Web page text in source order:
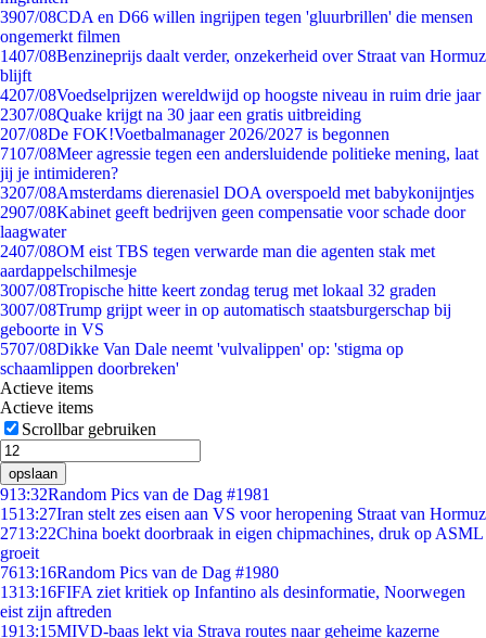
3907/08CDA en D66 willen ingrijpen tegen 'gluurbrillen' die mensen
ongemerkt filmen
1407/08Benzineprijs daalt verder, onzekerheid over Straat van Hormuz
blijft
4207/08Voedselprijzen wereldwijd op hoogste niveau in ruim drie jaar
2307/08Quake krijgt na 30 jaar een gratis uitbreiding
207/08De FOK!Voetbalmanager 2026/2027 is begonnen
7107/08Meer agressie tegen een andersluidende politieke mening, laat
jij je intimideren?
3207/08Amsterdams dierenasiel DOA overspoeld met babykonijntjes
2907/08Kabinet geeft bedrijven geen compensatie voor schade door
laagwater
2407/08OM eist TBS tegen verwarde man die agenten stak met
aardappelschilmesje
3007/08Tropische hitte keert zondag terug met lokaal 32 graden
3007/08Trump grijpt weer in op automatisch staatsburgerschap bij
geboorte in VS
5707/08Dikke Van Dale neemt 'vulvalippen' op: 'stigma op
schaamlippen doorbreken'
Actieve items
Actieve items
Scrollbar gebruiken
opslaan
913:32Random Pics van de Dag #1981
1513:27Iran stelt zes eisen aan VS voor heropening Straat van Hormuz
2713:22China boekt doorbraak in eigen chipmachines, druk op ASML
groeit
7613:16Random Pics van de Dag #1980
1313:16FIFA ziet kritiek op Infantino als desinformatie, Noorwegen
eist zijn aftreden
1913:15MIVD-baas lekt via Strava routes naar geheime kazerne